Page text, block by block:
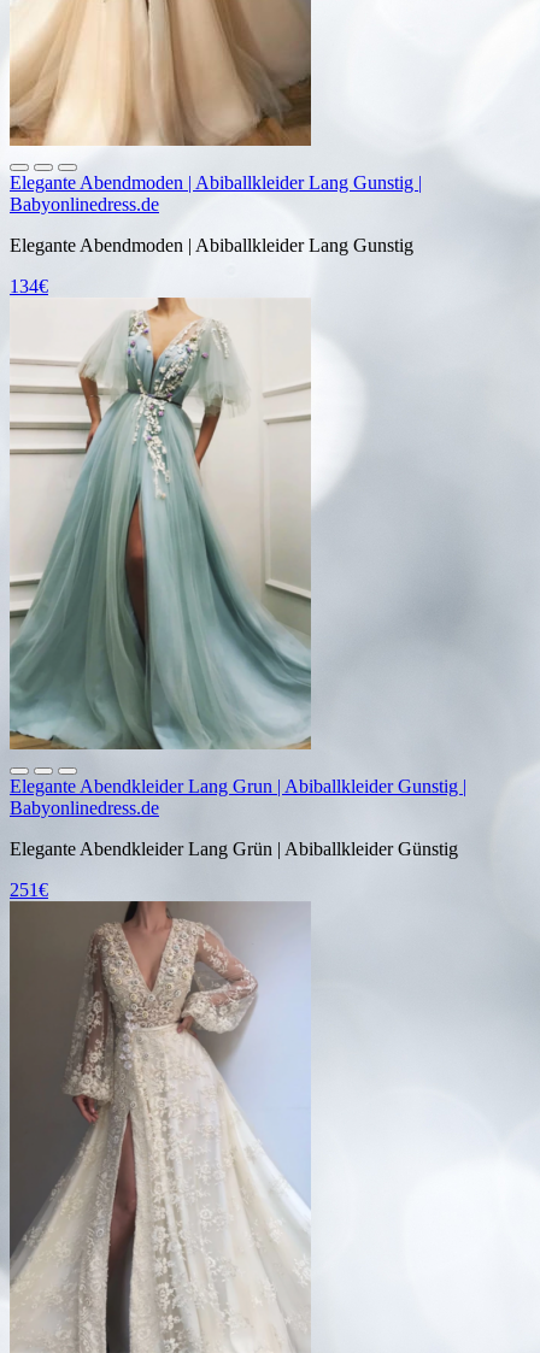
Elegante Abendmoden | Abiballkleider Lang Gunstig |
Babyonlinedress.de
Elegante Abendmoden | Abiballkleider Lang Gunstig
134€
Elegante Abendkleider Lang Grun | Abiballkleider Gunstig |
Babyonlinedress.de
Elegante Abendkleider Lang Grün | Abiballkleider Günstig
251€